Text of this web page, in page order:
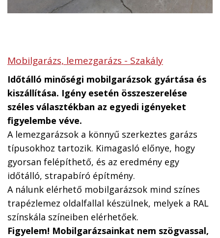
Mobilgarázs, lemezgarázs - Szakály
Időtálló minőségi mobilgarázsok gyártása és
kiszállítása. Igény esetén összeszerelése
széles választékban az egyedi igényeket
figyelembe véve.
A lemezgarázsok a könnyű szerkeztes garázs
típusokhoz tartozik. Kimagasló előnye, hogy
gyorsan felépíthető, és az eredmény egy
időtálló, strapabíró építmény.
A nálunk elérhető mobilgarázsok mind színes
trapézlemez oldalfallal készülnek, melyek a RAL
színskála színeiben elérhetőek.
Figyelem! Mobilgarázsainkat nem szögvassal,